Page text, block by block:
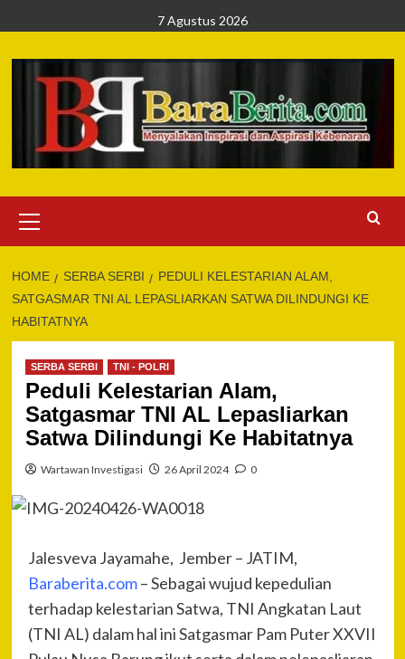
to
content
7 Agustus 2026
Menu
HOME SERBA SERBI
PEDULI KELESTARIAN ALAM,
SATGASMAR TNI AL LEPASLIARKAN SATWA DILINDUNGI KE
HABITATNYA
SERBA SERBI TNI - POLRI
Peduli Kelestarian Alam,
Satgasmar TNI AL Lepasliarkan
Satwa Dilindungi Ke Habitatnya
Wartawan Investigasi 26 April 2024 0
Jalesveva Jayamahe, Jember – JATIM,
Baraberita.com– Sebagai wujud kepedulian
terhadap kelestarian Satwa, TNI Angkatan Laut
(TNI AL) dalam hal ini Satgasmar Pam Puter XXVII